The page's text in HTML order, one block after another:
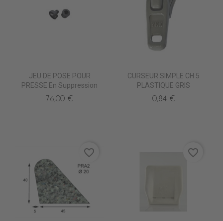
JEU DE POSE POUR
PRESSE En Suppression
76,00 €
CURSEUR SIMPLE CH 5
PLASTIQUE GRIS
0,84 €
favorite_border favorite_border